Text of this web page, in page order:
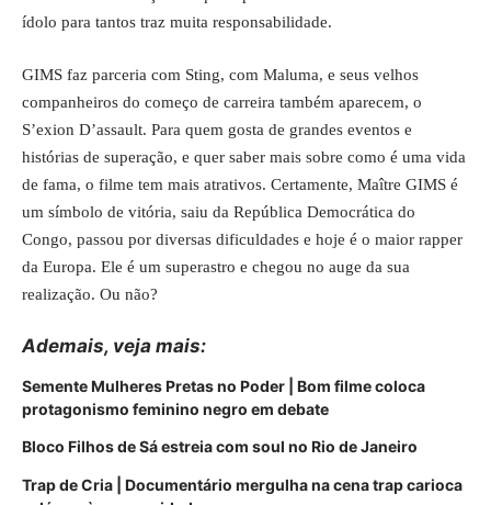
ídolo para tantos traz muita responsabilidade.
GIMS faz parceria com Sting, com Maluma, e seus velhos
companheiros do começo de carreira também aparecem, o
S’exion D’assault. Para quem gosta de grandes eventos e
histórias de superação, e quer saber mais sobre como é uma vida
de fama, o filme tem mais atrativos. Certamente, Maître GIMS é
um símbolo de vitória, saiu da República Democrática do
Congo, passou por diversas dificuldades e hoje é o maior rapper
da Europa. Ele é um superastro e chegou no auge da sua
realização. Ou não?
Ademais, veja mais:
Semente Mulheres Pretas no Poder | Bom filme coloca
protagonismo feminino negro em debate
Bloco Filhos de Sá estreia com soul no Rio de Janeiro
Trap de Cria | Documentário mergulha na cena trap carioca